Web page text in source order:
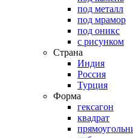
под металл
под мрамор
под оникс
с рисунком
Страна
Индия
Россия
Турция
Форма
гексагон
квадрат